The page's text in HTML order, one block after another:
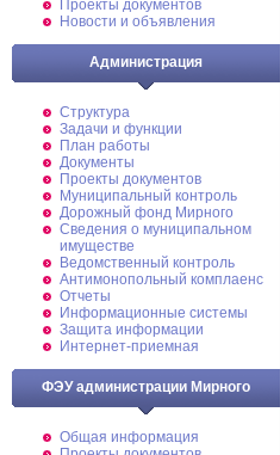
Проекты документов
Новости и объявления
Администрация
Структура
Задачи и функции
План работы
Документы
Проекты документов
Муниципальный контроль
Дорожный фонд Мирного
Cведения о муниципальном
имуществе
Ведомственный контроль
Антимонопольный комплаенс
Отчеты
Информационные системы
Защита информации
Интернет-приемная
ФЭУ администрации Мирного
Общая информация